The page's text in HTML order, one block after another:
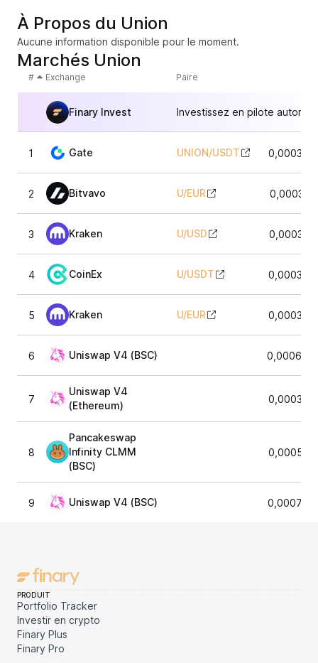
À Propos du Union
Aucune information disponible pour le moment.
Marchés Union
# Exchange Paire
Finary Invest Investissez en pilote
1 Gate UNION/USDT
2 Bitvavo U/EUR
3 Kraken U/USD
4 CoinEx U/USDT
5 Kraken U/EUR
6 Uniswap V4 (BSC)
7
Uniswap V4
(Ethereum)
8
Pancakeswap
Infinity CLMM
(BSC)
9 Uniswap V4 (BSC)
PRODUIT
Portfolio Tracker
Investir en crypto
Finary Plus
Finary Pro